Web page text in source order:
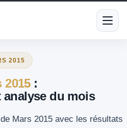
2015
2015:
analyse du mois
Mars 2015 avec les résultats